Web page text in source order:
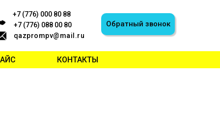
+7 (776) 000 80 88
qazprompv@mail.ru
Обратный звонок
+7 (776) 088 00 80
КОНТАКТЫ